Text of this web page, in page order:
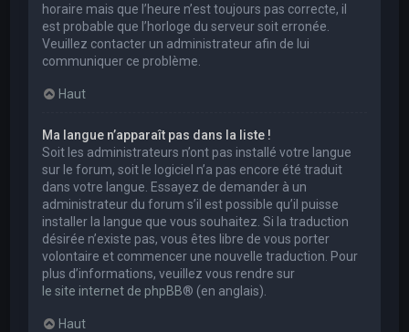
horaire mais que l’heure n’est toujours pas correcte, il
est probable que l’horloge du serveur soit erronée.
Veuillez contacter un administrateur afin de lui
communiquer ce problème.
Haut
Ma langue n’apparaît pas dans la liste !
Soit les administrateurs n’ont pas installé votre langue
sur le forum, soit le logiciel n’a pas encore été traduit
dans votre langue. Essayez de demander à un
administrateur du forum s’il est possible qu’il puisse
installer la langue que vous souhaitez. Si la traduction
désirée n’existe pas, vous êtes libre de vous porter
volontaire et commencer une nouvelle traduction. Pour
plus d’informations, veuillez vous rendre sur
le site internet de phpBB® (en anglais).
Haut